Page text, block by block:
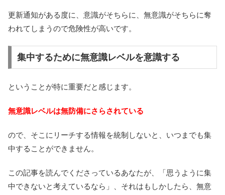
更新通知がある度に、意識がそちらに、無意識がそちらに奪
われてしまうので危険性が高いです。
集中するために無意識レベルを意識する
ということが特に重要だと感じます。
無意識レベルは無防備にさらされている
ので、そこにリーチする情報を統制しないと、いつまでも集
中することができません。
この記事を読んでくださっているあなたが、「思うように集
中できないと考えているなら」、それはもしかしたら、無意